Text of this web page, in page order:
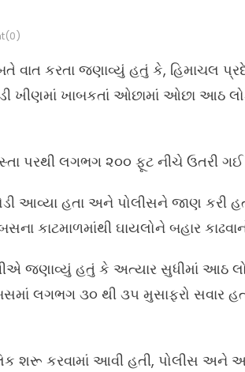
વાત કરતા જણાવ્યું હતું કે, હિમાચલ
ખીણમાં ખાબકતાં ઓછામાં ઓછા આઠ
પરથી લગભગ ૨૦૦ ફૂટ નીચે ઉતરી
આવ્યા હતા અને પોલીસને જાણ કરી
કાટમાળમાંથી ઘાયલોને બહાર
જણાવ્યું હતું કે અત્યાર સુધીમાં આઠ
લગભગ ૩૦ થી ૩૫ મુસાફરો સવાર હતા.
શરૂ કરવામાં આવી હતી, પોલીસ અને